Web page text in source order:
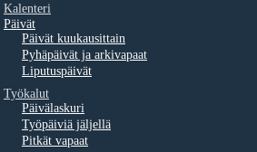
Kalenteri
Päivät
Päivät kuukausittain
Pyhäpäivät ja arkivapaat
Liputuspäivät
Työkalut
Päivälaskuri
Työpäiviä jäljellä
Pitkät vapaat